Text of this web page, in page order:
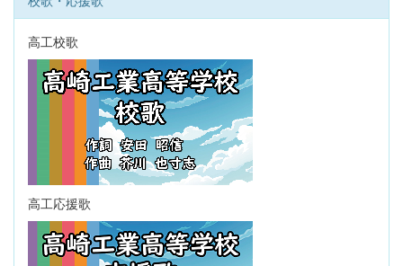
高工校歌
高工応援歌